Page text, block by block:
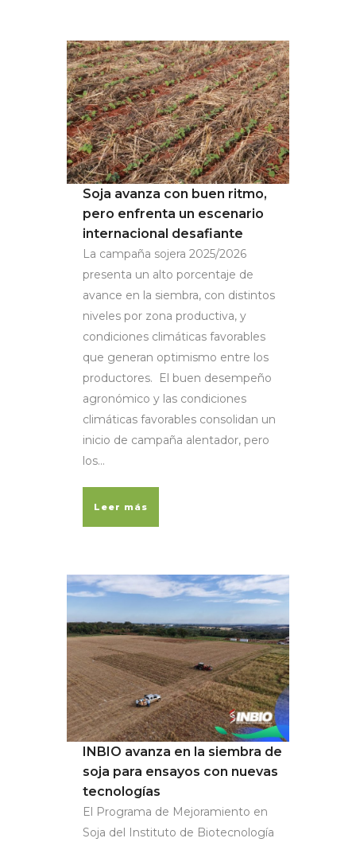
Soja avanza con buen ritmo,
pero enfrenta un escenario
internacional desafiante
La campaña sojera 2025/2026
presenta un alto porcentaje de
avance en la siembra, con distintos
niveles por zona productiva, y
condiciones climáticas favorables
que generan optimismo entre los
productores. El buen desempeño
agronómico y las condiciones
climáticas favorables consolidan un
inicio de campaña alentador, pero
los...
Leer más
INBIO avanza en la siembra de
soja para ensayos con nuevas
tecnologías
El Programa de Mejoramiento en
Soja del Instituto de Biotecnología